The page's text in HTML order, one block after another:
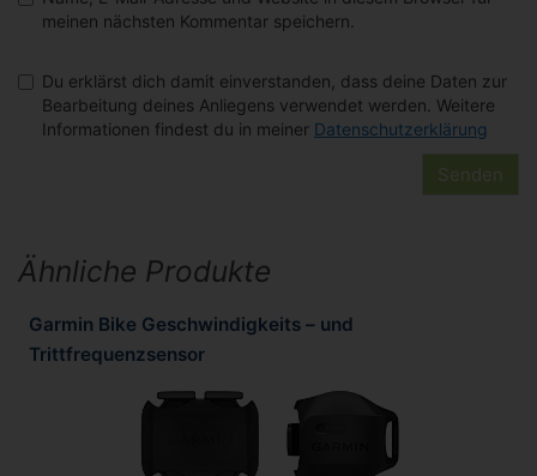
meinen nächsten Kommentar speichern.
Du erklärst dich damit einverstanden, dass deine Daten zur
Bearbeitung deines Anliegens verwendet werden. Weitere
Informationen findest du in meiner Datenschutzerklärung
Ähnliche Produkte
Garmin Bike Geschwindigkeits – und
Trittfrequenzsensor